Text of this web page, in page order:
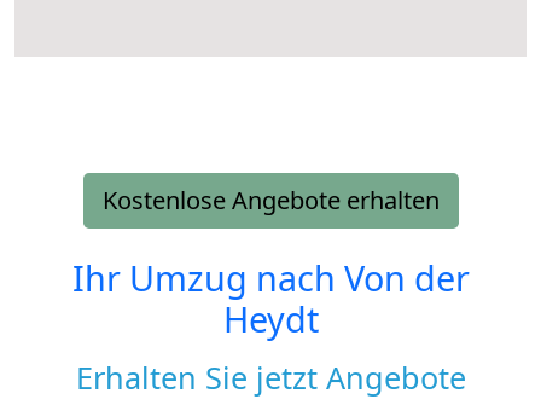
Kostenlose Angebote erhalten
Ihr Umzug nach Von der
Heydt
Erhalten Sie jetzt Angebote